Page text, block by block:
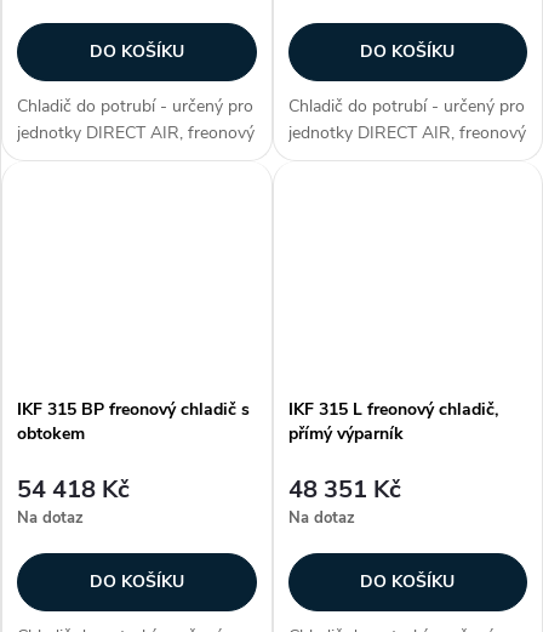
DO KOŠÍKU
Chladič do potrubí - určený pro
jednotky DIRECT AIR, freonový
chladič, přímý výparník, max.
DO KOŠÍKU
Chladič do potrubí - určený pro
jednotky DIRECT AIR, freonový
chladič, přímý výparník, max.
IKF 315 BP freonový chladič s
obtokem
54 418 Kč
Na dotaz
DO KOŠÍKU
IKF 315 L freonový chladič,
přímý výparník
48 351 Kč
Na dotaz
DO KOŠÍKU